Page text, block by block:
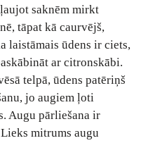
saknēm mirkt
tāpat kā caurvējš,
laistāmais ūdens ir ciets,
ar citronskābi.
telpā, ūdens patēriņš
jo augiem ļoti
Augu pārliešana ir
mitrums augu